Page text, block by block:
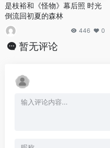
是枝裕和《怪物》幕后照 时光
倒流回初夏的森林
446 0
暂无评论